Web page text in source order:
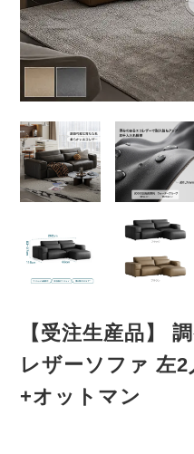
【受注生産品】
レザーソファ 左
+オットマン